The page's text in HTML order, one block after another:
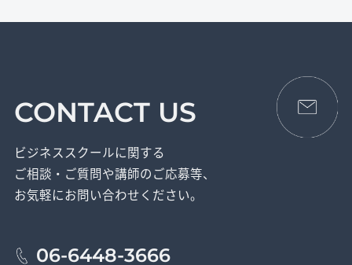
CONTACT US
ビジネススクールに関する
ご相談・ご質問や講師のご応募等、
お気軽にお問い合わせください。
06-6448-3666